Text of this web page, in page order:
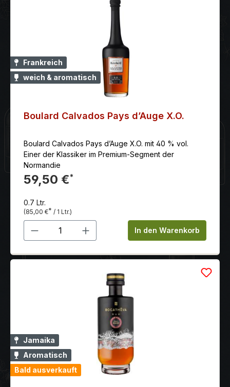
Frankreich
weich & aromatisch
Boulard Calvados Pays d’Auge X.O.
Boulard Calvados Pays d’Auge X.O. mit 40 % vol.
Einer der Klassiker im Premium-Segment der
Normandie
59,50 €*
0.7 Ltr.
(85,00 €* / 1 Ltr.)
Produkt Anzahl: Gib denIn den Warenkorb
Jamaika
Aromatisch
Bald ausverkauft